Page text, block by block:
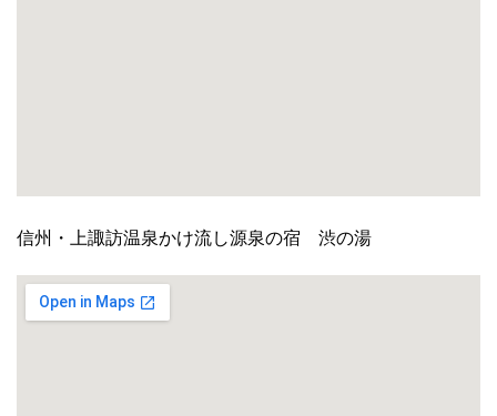
信州・上諏訪温泉かけ流し源泉の宿 渋の湯